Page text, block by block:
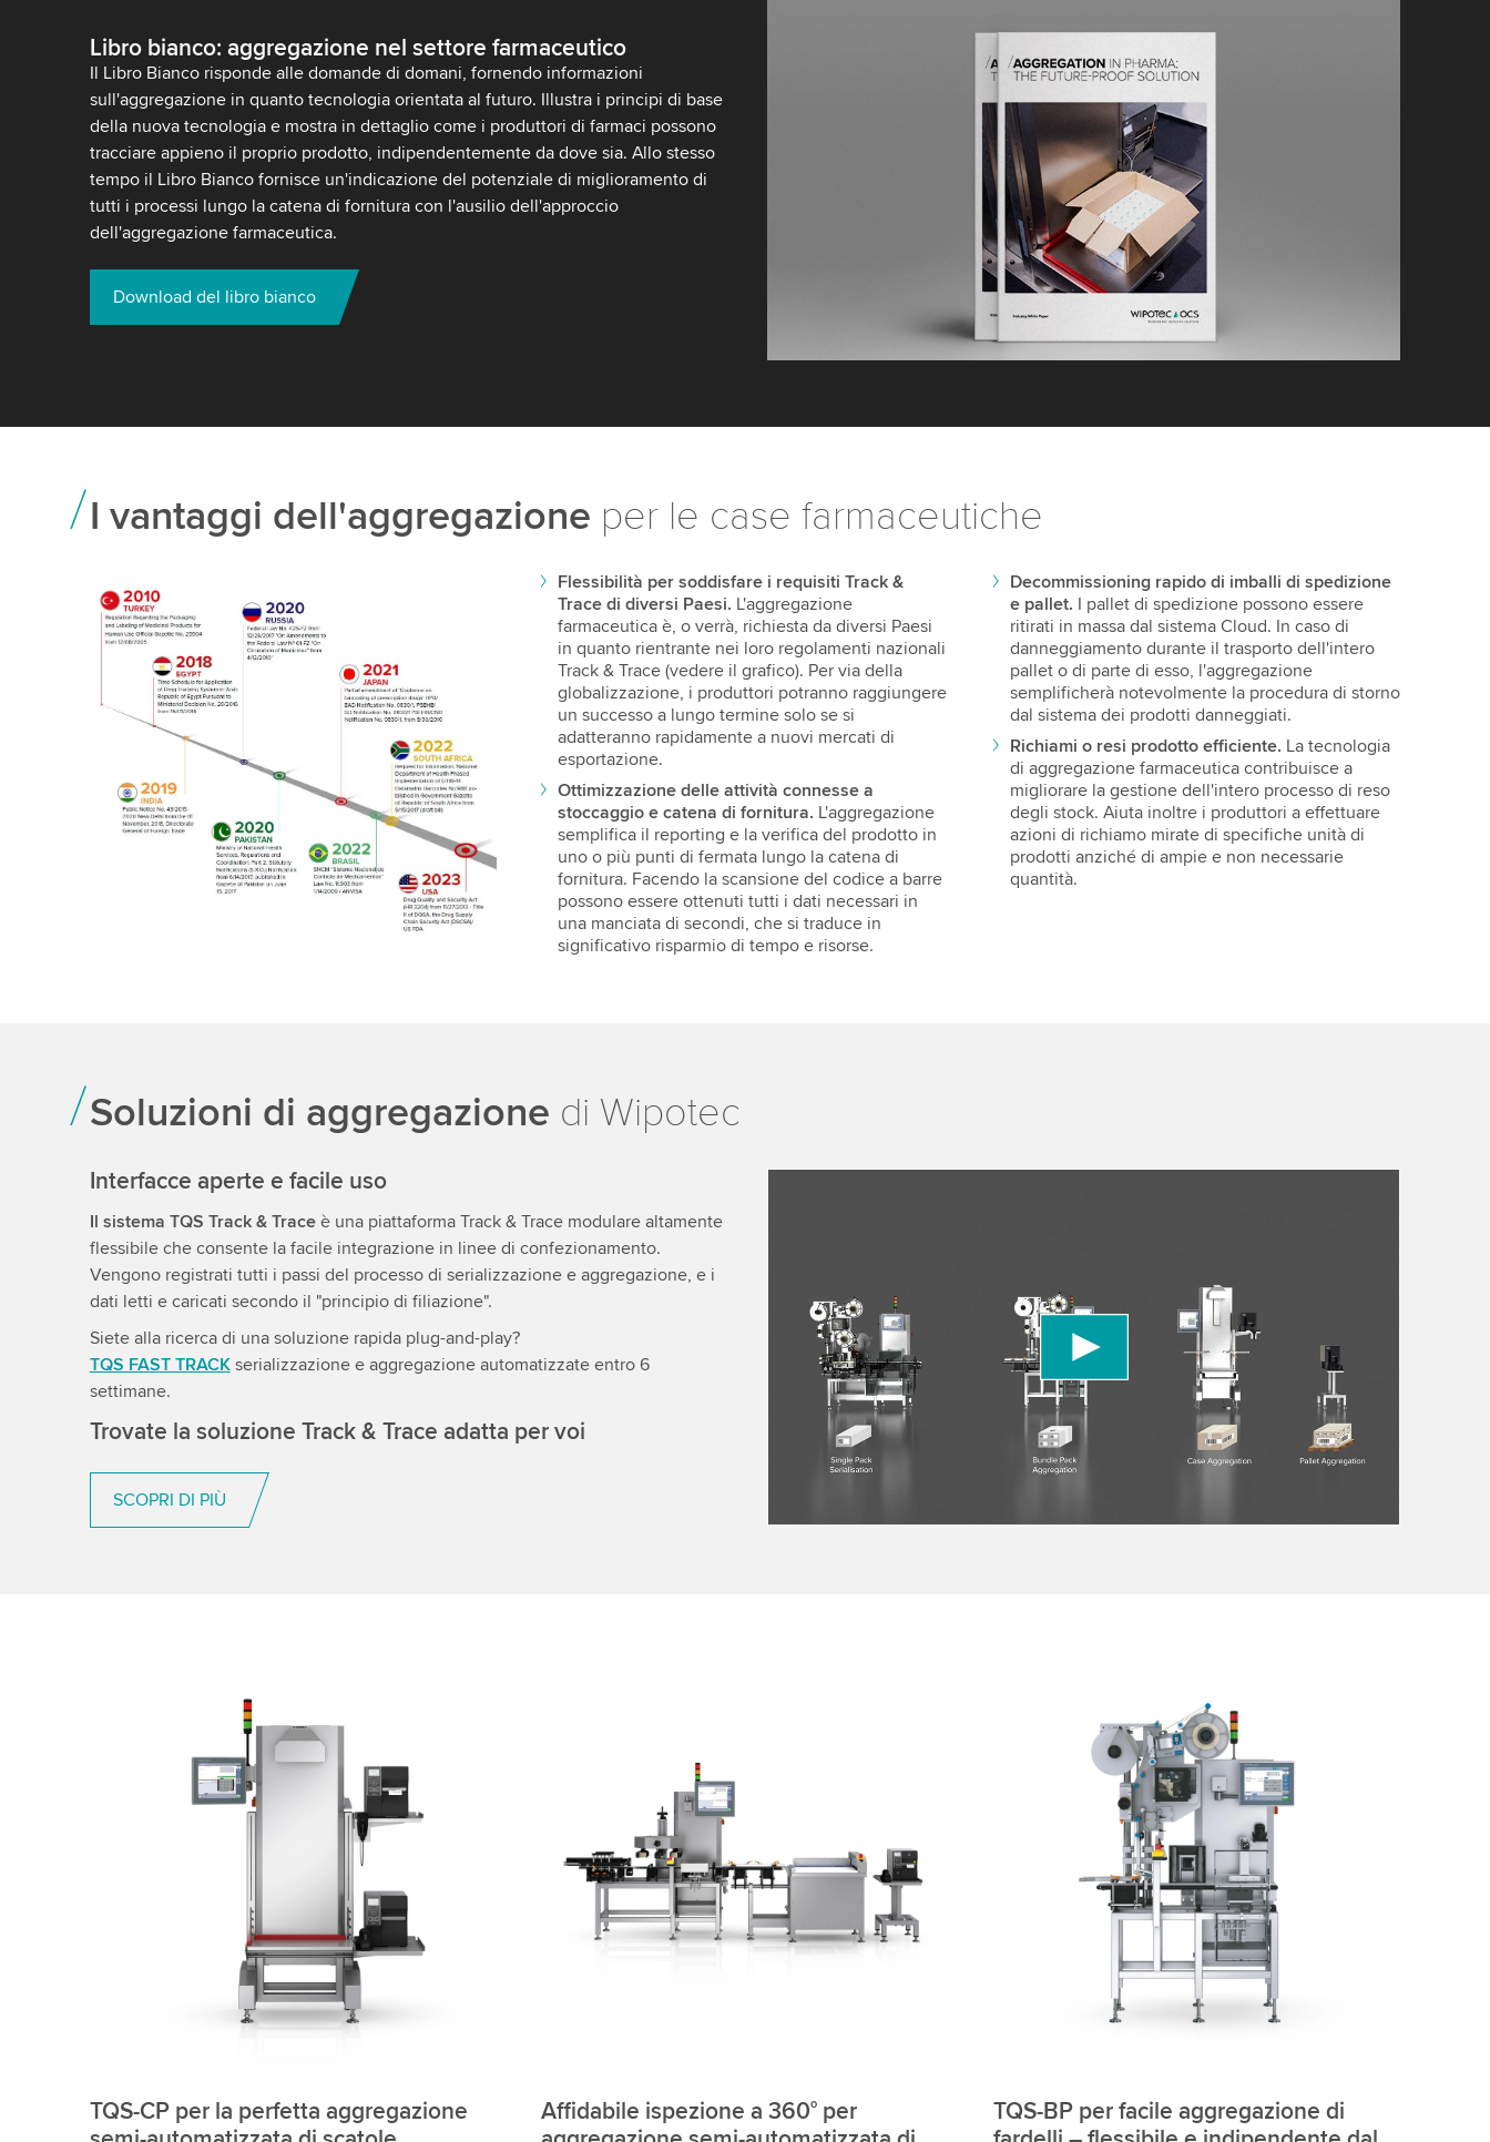
Libro bianco: aggregazione nel settore farmaceutico
Il Libro Bianco risponde alle domande di domani, fornendo informazioni
sull'aggregazione in quanto tecnologia orientata al futuro. Illustra i principi di base
della nuova tecnologia e mostra in dettaglio come i produttori di farmaci possono
tracciare appieno il proprio prodotto, indipendentemente da dove sia. Allo stesso
tempo il Libro Bianco fornisce un'indicazione del potenziale di miglioramento di
tutti i processi lungo la catena di fornitura con l'ausilio dell'approccio
dell'aggregazione farmaceutica.
Download del libro bianco
I vantaggi dell'aggregazione per le case farmaceutiche
Flessibilità per soddisfare i requisiti Track &
Trace di diversi Paesi. L'aggregazione
farmaceutica è, o verrà, richiesta da diversi Paesi
in quanto rientrante nei loro regolamenti nazionali
Track & Trace (vedere il grafico). Per via della
globalizzazione, i produttori potranno raggiungere
un successo a lungo termine solo se si
adatteranno rapidamente a nuovi mercati di
esportazione.
Ottimizzazione delle attività connesse a
stoccaggio e catena di fornitura. L'aggregazione
semplifica il reporting e la verifica del prodotto in
uno o più punti di fermata lungo la catena di
fornitura. Facendo la scansione del codice a barre
possono essere ottenuti tutti i dati necessari in
una manciata di secondi, che si traduce in
significativo risparmio di tempo e risorse.
Decommissioning rapido di imballi di spedizione
e pallet. I pallet di spedizione possono essere
ritirati in massa dal sistema Cloud. In caso di
danneggiamento durante il trasporto dell'intero
pallet o di parte di esso, l'aggregazione
semplificherà notevolmente la procedura di storno
dal sistema dei prodotti danneggiati.
Richiami o resi prodotto efficiente. La tecnologia
di aggregazione farmaceutica contribuisce a
migliorare la gestione dell'intero processo di reso
degli stock. Aiuta inoltre i produttori a effettuare
azioni di richiamo mirate di specifiche unità di
prodotti anziché di ampie e non necessarie
quantità.
Soluzioni di aggregazione di Wipotec
Interfacce aperte e facile uso
Il sistema TQS Track & Traceè una piattaforma Track & Trace modulare altamente
flessibile che consente la facile integrazione in linee di confezionamento.
Vengono registrati tutti i passi del processo di serializzazione e aggregazione, e i
dati letti e caricati secondo il "principio di filiazione".
Siete alla ricerca di una soluzione rapida plug-and-play?
TQS FAST TRACKserializzazione e aggregazione automatizzate entro 6
settimane.
Trovate la soluzione Track & Trace adatta per voi
SCOPRI DI PIÙ
to watch this video.
Accept More information
TQS-CP per la perfetta aggregazione
Affidabile ispezione a 360° per
TQS-BP per facile aggregazione di